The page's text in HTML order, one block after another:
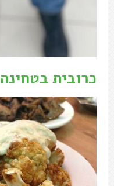
כרובית בטחינה